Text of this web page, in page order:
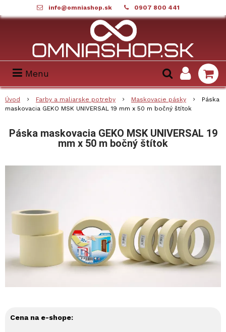
info@omniashop.sk 0907 800 441
Menu
Úvod Farby a maliarske potreby Maskovacie pásky
Páska
maskovacia GEKO MSK UNIVERSAL 19 mm x 50 m bočný štítok
Páska maskovacia GEKO MSK UNIVERSAL 19
mm x 50 m bočný štítok
Cena na e-shope: